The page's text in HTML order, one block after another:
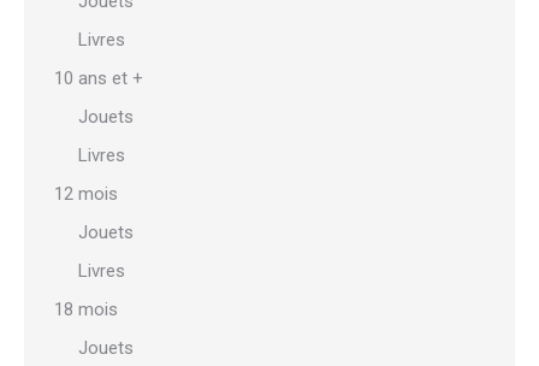
Livres
10 ans et +
Jouets
Livres
12 mois
Jouets
Livres
18 mois
Jouets